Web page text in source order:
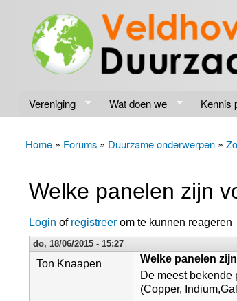
Veldhoven
Duurzaam
Energiek
naar de
toekomst
Vereniging Wat doen we Kennis
U bent hier
Home » Forums » Duurzame onderwerpen »
Welke panelen zijn
Login of registreer om te kunnen reageren
do, 18/06/2015 - 15:27
Ton Knaapen
Welke panelen
De meest
(Copper,